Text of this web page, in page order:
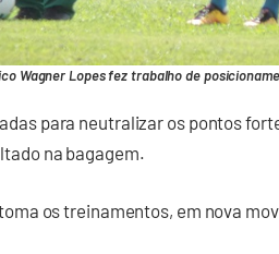
Wagner Lopes fez trabalho de
para neutralizar os pontos
na bagagem.
os treinamentos, em nova